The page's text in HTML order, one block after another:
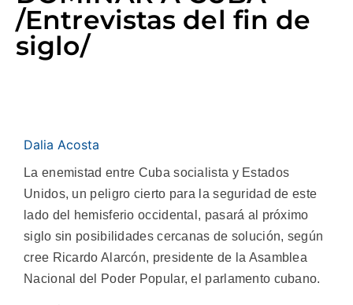
/Entrevistas del fin de
siglo/
Dalia Acosta
La enemistad entre Cuba socialista y Estados
Unidos, un peligro cierto para la seguridad de este
lado del hemisferio occidental, pasará al próximo
siglo sin posibilidades cercanas de solución, según
cree Ricardo Alarcón, presidente de la Asamblea
Nacional del Poder Popular, el parlamento cubano.